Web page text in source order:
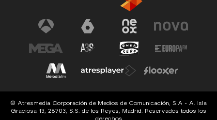
© Atresmedia Corporación de Medios de Comunicación, S.A - A. Isla
Graciosa 13, 28703, S.S. de los Reyes, Madrid. Reservados todos los
derechos